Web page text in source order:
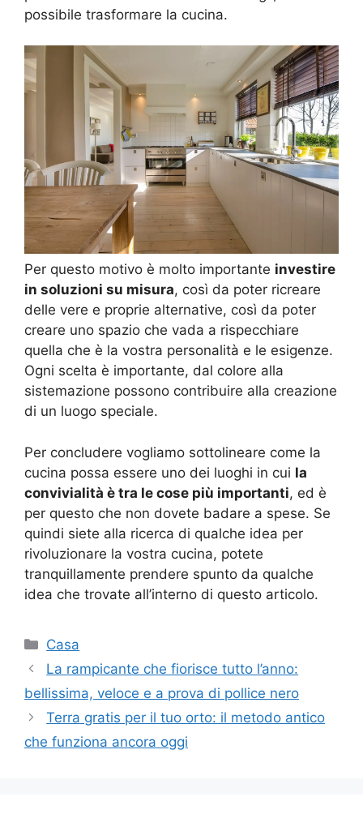
possibile trasformare la cucina.
Per questo motivo è molto importante investire
in soluzioni su misura, così da poter ricreare
delle vere e proprie alternative, così da poter
creare uno spazio che vada a rispecchiare
quella che è la vostra personalità e le esigenze.
Ogni scelta è importante, dal colore alla
sistemazione possono contribuire alla creazione
di un luogo speciale.
Per concludere vogliamo sottolineare come la
cucina possa essere uno dei luoghi in cui la
convivialità è tra le cose più importanti, ed è
per questo che non dovete badare a spese. Se
quindi siete alla ricerca di qualche idea per
rivoluzionare la vostra cucina, potete
tranquillamente prendere spunto da qualche
idea che trovate all’interno di questo articolo.
Categorie
Casa
La rampicante che fiorisce tutto l’anno:
bellissima, veloce e a prova di pollice nero
Terra gratis per il tuo orto: il metodo antico
che funziona ancora oggi